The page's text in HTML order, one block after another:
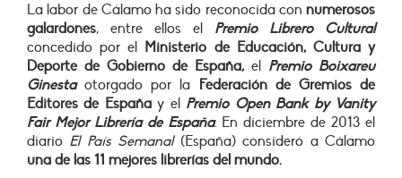
La labor de Cálamo ha sido reconocida con numerosos
galardones, entre ellos el Premio Librero Cultural
concedido por el Ministerio de Educación, Cultura y
Deporte de Gobierno de España, el Premio Boixareu
Ginestaotorgado por la Federación de Gremios de
Editores de Españay el Premio Open Bank by Vanity
Fair Mejor Librería de España. En diciembre de 2013 el
diario El País Semanal (España) consideró a Cálamo
una de las 11 mejores librerías del mundo.